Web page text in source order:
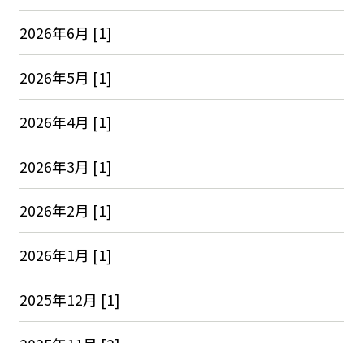
2026年6月 [1]
2026年5月 [1]
2026年4月 [1]
2026年3月 [1]
2026年2月 [1]
2026年1月 [1]
2025年12月 [1]